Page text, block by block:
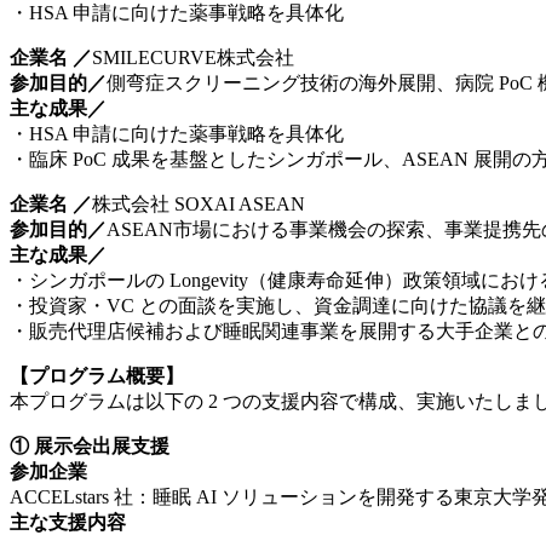
・HSA 申請に向けた薬事戦略を具体化
企業名 ／SMILECURVE株式会社
参加目的／側弯症スクリーニング技術の海外展開、病院 PoC
主な成果／
・HSA 申請に向けた薬事戦略を具体化
・臨床 PoC 成果を基盤としたシンガポール、ASEAN 展開の
企業名 ／株式会社 SOXAI ASEAN
参加目的／ASEAN市場における事業機会の探索、事業提携
主な成果／
・シンガポールの Longevity（健康寿命延伸）政策領域にお
・投資家・VC との面談を実施し、資金調達に向けた協議を
・販売代理店候補および睡眠関連事業を展開する大手企業と
【プログラム概要】
本プログラムは以下の 2 つの支援内容で構成、実施いたしま
① 展示会出展支援
参加企業
ACCELstars 社：睡眠 AI ソリューションを開発する東京大学
主な支援内容